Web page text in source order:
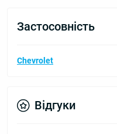
Застосовність
Chevrolet
Відгуки